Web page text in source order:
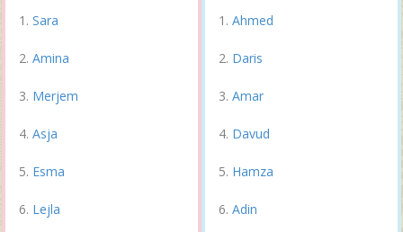
Sara
Amina
Merjem
Asja
Esma
Lejla
Ahmed
Daris
Amar
Davud
Hamza
Adin